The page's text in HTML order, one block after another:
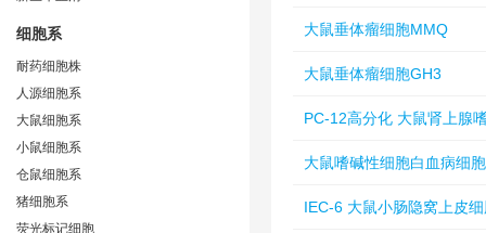
细胞系
耐药细胞株
人源细胞系
大鼠细胞系
小鼠细胞系
仓鼠细胞系
猪细胞系
荧光标记细胞
大鼠垂体瘤细胞MMQ
大鼠垂体瘤细胞GH3
PC-12高分化 大鼠肾上腺
大鼠嗜碱性细胞白血病细
IEC-6 大鼠小肠隐窝上皮